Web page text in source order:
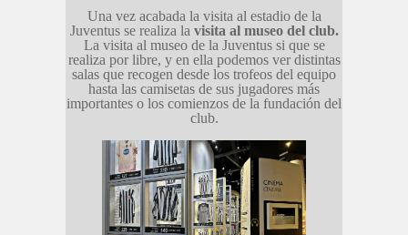
Una vez acabada la visita al estadio de la
Juventus se realiza la visita al museo del club.
La visita al museo de la Juventus si que se
realiza por libre, y en ella podemos ver distintas
salas que recogen desde los trofeos del equipo
hasta las camisetas de sus jugadores más
importantes o los comienzos de la fundación del
club.